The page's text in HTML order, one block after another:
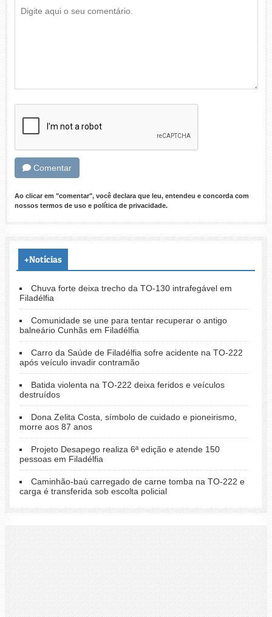
Comentar
Ao clicar em "comentar", você declara que leu, entendeu e concorda com
nossos termos de usoe política de privacidade.
+Notícias
Chuva forte deixa trecho da TO-130 intrafegável em
Filadélfia
Comunidade se une para tentar recuperar o antigo
balneário Cunhãs em Filadélfia
Carro da Saúde de Filadélfia sofre acidente na TO-222
após veículo invadir contramão
Batida violenta na TO-222 deixa feridos e veículos
destruídos
Dona Zelita Costa, símbolo de cuidado e pioneirismo,
morre aos 87 anos
Projeto Desapego realiza 6ª edição e atende 150
pessoas em Filadélfia
Caminhão-baú carregado de carne tomba na TO-222 e
carga é transferida sob escolta policial